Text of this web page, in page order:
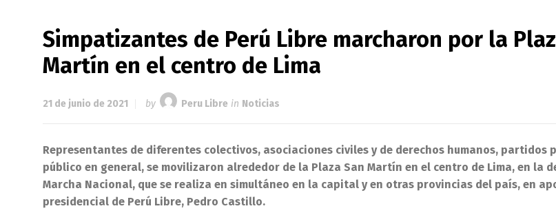
Simpatizantes de Perú Libre marcharon por la
Martín en el centro de Lima
21 de junio de 2021 by Peru Libre in Noticias
Representantes de diferentes colectivos, asociaciones civiles y de derechos humanos, partidos
público en general, se movilizaron alrededor de la Plaza San Martín en el centro de Lima, en la
Marcha Nacional, que se realiza en simultáneo en la capital y en otras provincias del país, en
presidencial de Perú Libre, Pedro Castillo.